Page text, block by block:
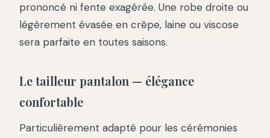
prononcé ni fente exagérée. Une robe droite ou
légèrement évasée en crêpe, laine ou viscose
sera parfaite en toutes saisons.
Le tailleur pantalon — élégance
confortable
Particulièrement adapté pour les cérémonies